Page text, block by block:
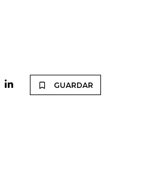
GUARDAR